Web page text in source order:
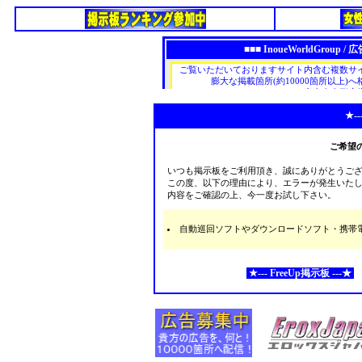
ご希望
いつも掲示板をご利用頂き、誠にありがとうご
この度、以下の理由により、エラーが発生いた
内容をご確認の上、今一度お試し下さい。
自動巡回ソフトやダウンロードソフト・携
★--- FreeUp掲示板 ---★